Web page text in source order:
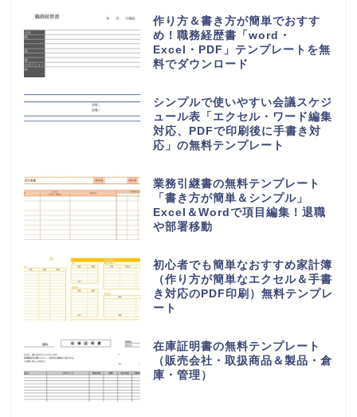
作り方＆書き方が簡単でおすす
め！職務経歴書「word・
Excel・PDF」テンプレートを無
料でダウンロード
シンプルで使いやすい会議スケジ
ュール表「エクセル・ワード編集
対応、PDFで印刷後に手書き対
応」の無料テンプレート
業務引継書の無料テンプレート
「書き方が簡単＆シンプル」
Excel＆Wordで項目編集！退職
や部署移動
初心者でも簡単なおすすめ家計簿
（作り方が簡単なエクセル＆手書
き対応のPDF印刷）無料テンプレ
ート
在庫証明書の無料テンプレート
（販売会社・取扱商品＆製品・倉
庫・管理）